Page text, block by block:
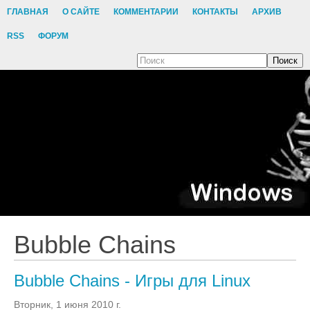
ГЛАВНАЯ О САЙТЕ КОММЕНТАРИИ КОНТАКТЫ АРХИВ
RSS ФОРУМ
Поиск
Bubble Chains
Bubble Chains - Игры для Linux
Вторник, 1 июня 2010 г.